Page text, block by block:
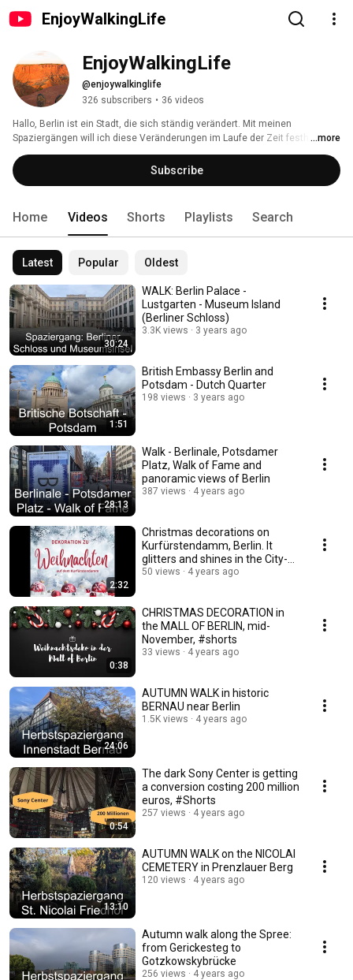
EnjoyWalkingLife
EnjoyWalkingLife
@enjoywalkinglife
326 subscribers • 36 videos
Hallo, Berlin ist ein Stadt, die sich ständig verändert. Mit meinen
Spaziergängen will ich diese Veränderungen im Laufe der Zeit festhalten
und mit euch zusammen unbekannte Ecken von Berlin entdecken. Und
gerade jetzt, wo viele nicht reisen können, ist dies eine Möglichkeit, eine
Stadt "wie live" zu erleben.
...more
Subscribe
Home Videos Shorts Playlists Search
Latest Popular Oldest
30:24
WALK: Berlin Palace -
Lustgarten - Museum Island
(Berliner Schloss)
3.3K views 3 years ago
1:51
British Embassy Berlin and
Potsdam - Dutch Quarter
198 views 3 years ago
28:13
Walk - Berlinale, Potsdamer
Platz, Walk of Fame and
panoramic views of Berlin
387 views 4 years ago
2:32
Christmas decorations on
Kurfürstendamm, Berlin. It
glitters and shines in the City-
West
50 views 4 years ago
0:38
CHRISTMAS DECORATION in
the MALL OF BERLIN, mid-
November, #shorts
33 views 4 years ago
24:06
AUTUMN WALK in historic
BERNAU near Berlin
1.5K views 4 years ago
0:54
The dark Sony Center is getting
a conversion costing 200 million
euros, #Shorts
257 views 4 years ago
13:10
AUTUMN WALK on the NICOLAI
CEMETERY in Prenzlauer Berg
120 views 4 years ago
Autumn walk along the Spree:
from Gerickesteg to
Gotzkowskybrücke
256 views 4 years ago